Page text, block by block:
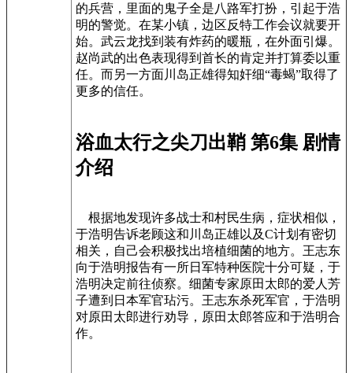
的兵营，里面的鬼子全是八路军打扮，引起于浩
明的警觉。在某小镇，边区反特工作会议就要开
始。武云龙找到装有炸药的暖瓶，在外面引爆。
赵尚武的出色表现得到首长的肯定并打算委以重
任。而另一方面川岛正雄得知奸细“毒蝎”取得了
更多的信任。
浴血太行之尖刀出鞘 第6集 剧情
介绍
根据地发现许多战士和村民生病，症状相似，
于浩明告诉老顾这和川岛正雄以及C计划有密切
相关，自己会积极找出培植细菌的地方。王志东
向于浩明报告有一所日军特种医院十分可疑，于
浩明决定前往侦察。细菌专家原田太郎的爱人芳
子遭到日本军官玷污。王志东杀死军官，于浩明
对原田太郎进行劝导，原田太郎答应和于浩明合
作。